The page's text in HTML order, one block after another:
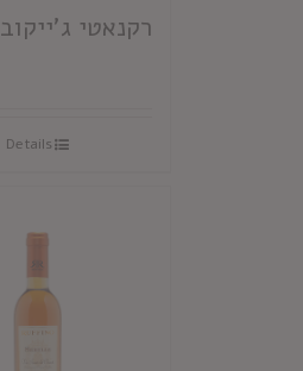
רקנאטי ג'ייקוב
Details